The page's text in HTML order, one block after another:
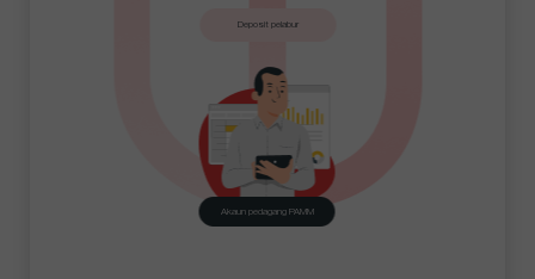
Akaun pedagang PAMM
Deposit pelabur